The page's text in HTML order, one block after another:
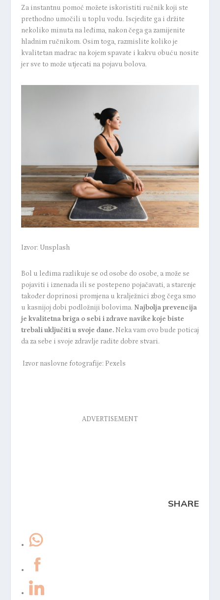
Za instantnu pomoć možete iskoristiti ručnik koji ste
prethodno umočili u toplu vodu. Iscjedite ga i držite
nekoliko minuta na leđima, nakon čega ga zamijenite
hladnim ručnikom. Osim toga, razmislite koliko je
kvalitetan madrac na kojem spavate i kakvu obuću nosite
jer sve to može utjecati na pojavu bolova.
Izvor: Unsplash
Bol u leđima razlikuje se od osobe do osobe, a može se
pojaviti i iznenada ili se postepeno pojačavati, a starenje
također doprinosi promjena u kralježnici zbog čega smo
u kasnijoj dobi podložniji bolovima. Najbolja prevencija
je kvalitetna briga o sebi i zdrave navike koje biste
trebali uključiti u svoje dane.Neka vam ovo bude poticaj
da za sebe i svoje zdravlje radite dobre stvari.
Izvor naslovne fotografije: Pexels
ADVERTISEMENT
SHARE